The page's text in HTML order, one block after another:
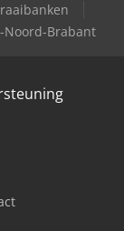
Noord-Brabant